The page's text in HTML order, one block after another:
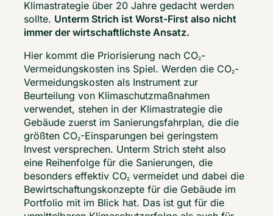
Klimastrategie über 20 Jahre gedacht werden
sollte. Unterm Strich ist Worst-First also nicht
immer der wirtschaftlichste Ansatz.
Hier kommt die Priorisierung nach CO2-
Vermeidungskosten ins Spiel. Werden die CO2-
Vermeidungskosten als Instrument zur
Beurteilung von Klimaschutzmaßnahmen
verwendet, stehen in der Klimastrategie die
Gebäude zuerst im Sanierungsfahrplan, die die
größten CO2-Einsparungen bei geringstem
Invest versprechen. Unterm Strich steht also
eine Reihenfolge für die Sanierungen, die
besonders effektiv CO2 vermeidet und dabei die
Bewirtschaftungskonzepte für die Gebäude im
Portfolio mit im Blick hat. Das ist gut für die